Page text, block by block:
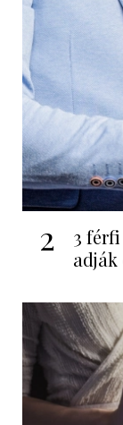
2
3
adják